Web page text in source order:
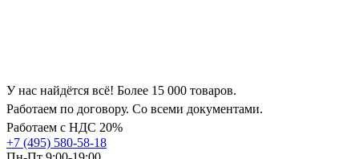
У нас найдётся всё! Более 15 000 товаров.
Работаем по договору. Со всеми документами.
Работаем с НДС 20%
+7 (495) 580-58-18